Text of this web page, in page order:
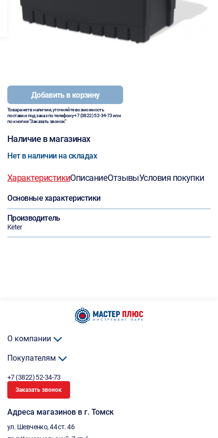
Добавить в корзину
Товара нет в наличии, уточняйте возможность
поставки под заказ по телефону+7 (3822) 52-34-73или
по кнопке "Заказать звонок"
Наличие в магазинах
Нет в наличии на складах
ХарактеристикиОписаниеОтзывыУсловия покупки
Основные характеристики
Производитель
Keter
О компании
Покупателям
+7 (3822) 52-34-73
Заказать звонок
Адреса магазинов в г. Томск
ул. Шевченко, 44 ст. 46